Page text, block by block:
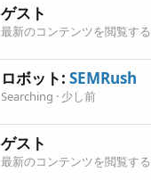
ゲスト
最新のコンテンツを閲覧する
ロボット: SEMRush
Searching 少し前
ゲスト
最新のコンテンツを閲覧する